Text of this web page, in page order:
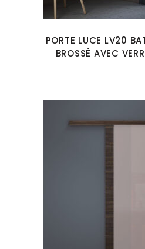
PORTE LUCE LV20
BROSSÉ AVEC